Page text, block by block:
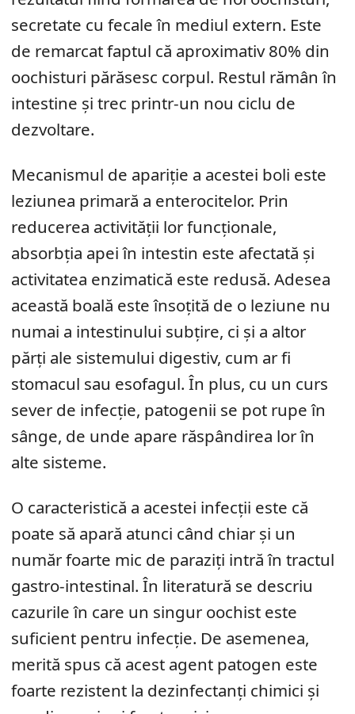
secretate cu fecale în mediul extern. Este
de remarcat faptul că aproximativ 80% din
oochisturi părăsesc corpul. Restul rămân în
intestine și trec printr-un nou ciclu de
dezvoltare.
Mecanismul de apariție a acestei boli este
leziunea primară a enterocitelor. Prin
reducerea activității lor funcționale,
absorbția apei în intestin este afectată și
activitatea enzimatică este redusă. Adesea
această boală este însoțită de o leziune nu
numai a intestinului subțire, ci și a altor
părți ale sistemului digestiv, cum ar fi
stomacul sau esofagul. În plus, cu un curs
sever de infecție, patogenii se pot rupe în
sânge, de unde apare răspândirea lor în
alte sisteme.
O caracteristică a acestei infecții este că
poate să apară atunci când chiar și un
număr foarte mic de paraziți intră în tractul
gastro-intestinal. În literatură se descriu
cazurile în care un singur oochist este
suficient pentru infecție. De asemenea,
merită spus că acest agent patogen este
foarte rezistent la dezinfectanți chimici și